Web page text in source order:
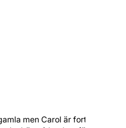
men Carol är fortfarande